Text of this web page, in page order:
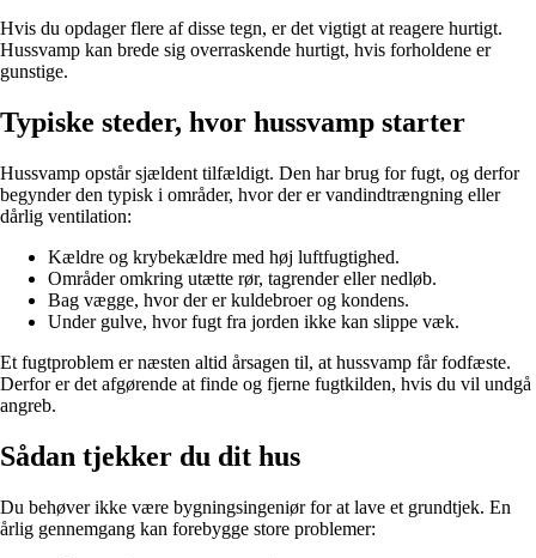
Hvis du opdager flere af disse tegn, er det vigtigt at reagere hurtigt.
Hussvamp kan brede sig overraskende hurtigt, hvis forholdene er
gunstige.
Typiske steder, hvor hussvamp starter
Hussvamp opstår sjældent tilfældigt. Den har brug for fugt, og derfor
begynder den typisk i områder, hvor der er vandindtrængning eller
dårlig ventilation:
Kældre og krybekældre med høj luftfugtighed.
Områder omkring utætte rør, tagrender eller nedløb.
Bag vægge, hvor der er kuldebroer og kondens.
Under gulve, hvor fugt fra jorden ikke kan slippe væk.
Et fugtproblem er næsten altid årsagen til, at hussvamp får fodfæste.
Derfor er det afgørende at finde og fjerne fugtkilden, hvis du vil undgå
angreb.
Sådan tjekker du dit hus
Du behøver ikke være bygningsingeniør for at lave et grundtjek. En
årlig gennemgang kan forebygge store problemer: